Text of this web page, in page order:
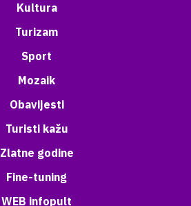
Kultura
Turizam
Sport
Mozaik
Obavijesti
Turisti kažu
Zlatne godine
Fine-tuning
WEB infopult